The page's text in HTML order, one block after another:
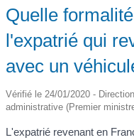
Quelle
l'expatrié qui
avec un
Vérifié le 24/01/2020 -
administrative (Premier
L'expatrié revenant en